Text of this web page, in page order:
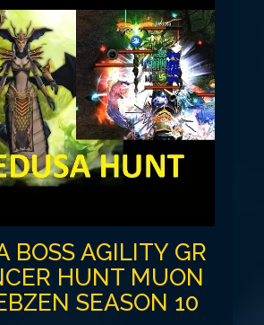
BOSS AGILITY GR
HUNT MUON
SEASON 10